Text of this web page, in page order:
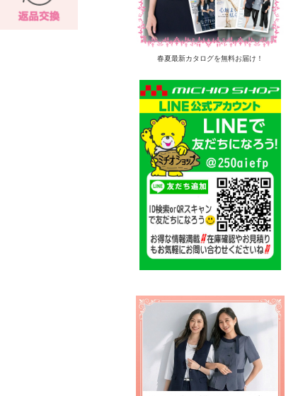
春夏最新カタログを無料お届け！